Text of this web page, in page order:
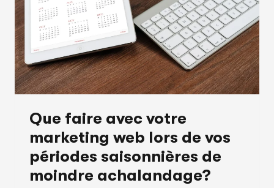
Que faire avec votre
marketing web lors de vos
périodes saisonnières de
moindre achalandage?